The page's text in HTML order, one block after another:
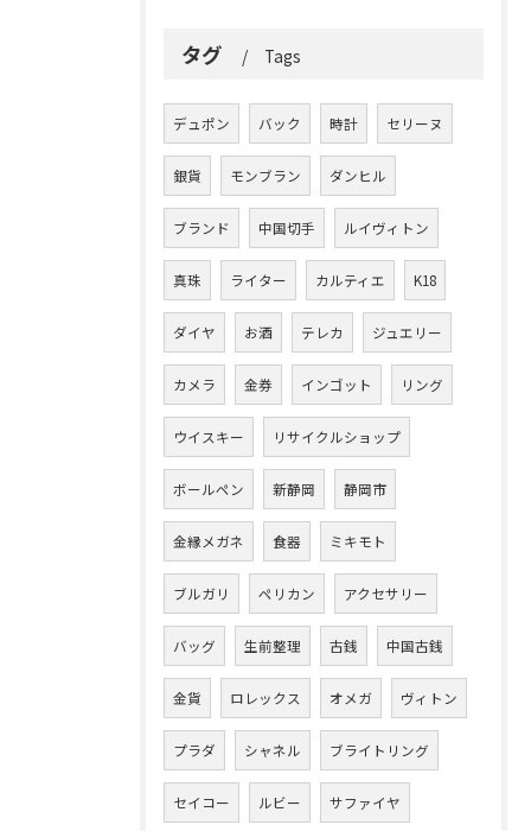
タグ Tags
デュポン バック 時計 セリーヌ
銀貨 モンブラン ダンヒル
ブランド 中国切手 ルイヴィトン
真珠 ライター カルティエ K18
ダイヤ お酒 テレカ ジュエリー
カメラ 金券 インゴット リング
ウイスキー リサイクルショップ
ボールペン 新静岡 静岡市
金縁メガネ 食器 ミキモト
ブルガリ ペリカン アクセサリー
バッグ 生前整理 古銭 中国古銭
金貨 ロレックス オメガ ヴィトン
プラダ シャネル ブライトリング
セイコー ルビー サファイヤ